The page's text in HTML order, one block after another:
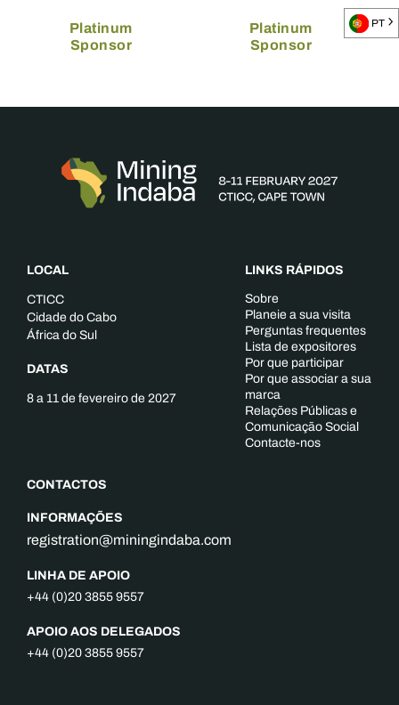
Platinum
Sponsor
Platinum
Sponsor
LOCAL
CTICC
Cidade do Cabo
África do Sul
DATAS
8 a 11 de fevereiro de 2027
CONTACTOS
INFORMAÇÕES
registration@miningindaba.com
LINHA DE APOIO
+44 (0)20 3855 9557
APOIO AOS DELEGADOS
+44 (0)20 3855 9557
LINKS RÁPIDOS
Sobre
Planeie a sua visita
Perguntas frequentes
Lista de expositores
Por que participar
Por que associar a sua
marca
Relações Públicas e
Comunicação Social
Contacte-nos
PT